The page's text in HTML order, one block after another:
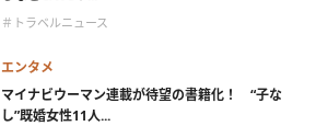
＃トラベルニュース
エンタメ
マイナビウーマン連載が待望の書籍化！ “子な
し”既婚女性11人...